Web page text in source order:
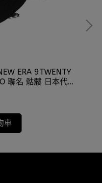
ERA 9TWENTY
聯名 骷髏 日本代
車